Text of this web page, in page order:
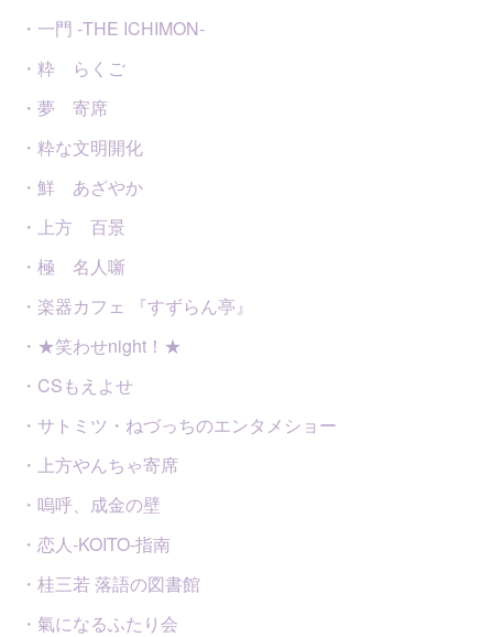
・一門 -THE ICHIMON-
・粋 らくご
・夢 寄席
・粋な文明開化
・鮮 あざやか
・上方 百景
・極 名人噺
・楽器カフェ 『すずらん亭』
・★笑わせnight！★
・CSもえよせ
・サトミツ・ねづっちのエンタメショー
・上方やんちゃ寄席
・嗚呼、成金の壁
・恋人-KOITO-指南
・桂三若 落語の図書館
・氣になるふたり会